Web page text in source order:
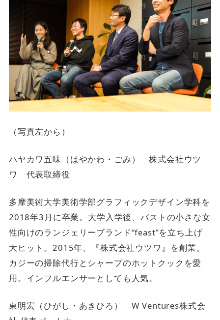
（写真左から）
ハヤカワ五味（はやかわ・ごみ） 株式会社ウツ
ワ 代表取締役
多摩美術大学美術学部グラフィックデザイン学科を
2018年3月に卒業。大学入学後、バストの小さな女
性向けのランジェリーブランド“feast”を立ち上げ
大ヒット。2015年、『株式会社ウツワ』を創業。
カジーの掃除代行とシャープのホットクックを愛
用。インフルエンサーとしても人気。
東明宏（ひがし・あきひろ） W Ventures株式会